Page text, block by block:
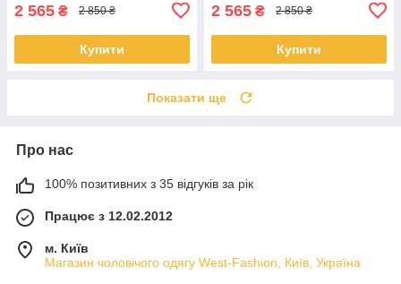
2 565 ₴ 2 850 ₴
Купити
2 565 ₴ 2 850 ₴
Купити
Показати ще
Про нас
100% позитивних з 35 відгуків за рік
Працює з 12.02.2012
м. Київ
Магазин чоловічого одягу West-Fashion, Київ, Україна